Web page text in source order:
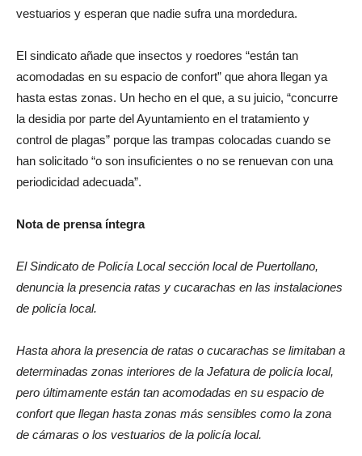
vestuarios y esperan que nadie sufra una mordedura.
El sindicato añade que insectos y roedores “están tan
acomodadas en su espacio de confort” que ahora llegan ya
hasta estas zonas. Un hecho en el que, a su juicio, “concurre
la desidia por parte del Ayuntamiento en el tratamiento y
control de plagas” porque las trampas colocadas cuando se
han solicitado “o son insuficientes o no se renuevan con una
periodicidad adecuada”.
Nota de prensa íntegra
El Sindicato de Policía Local sección local de Puertollano,
denuncia la presencia ratas y cucarachas en las instalaciones
de policía local.
Hasta ahora la presencia de ratas o cucarachas se limitaban a
determinadas zonas interiores de la Jefatura de policía local,
pero últimamente están tan acomodadas en su espacio de
confort que llegan hasta zonas más sensibles como la zona
de cámaras o los vestuarios de la policía local.